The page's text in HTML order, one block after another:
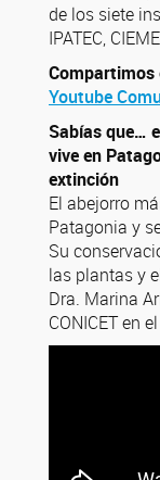
de los siete
IPATEC,
Youtube
Sabías que…
vive en
extinción
El abejorro
Patagonia y
Su
las plantas y
Dra. Marina
CONICET en